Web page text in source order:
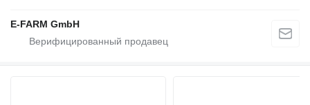
E-FARM GmbH